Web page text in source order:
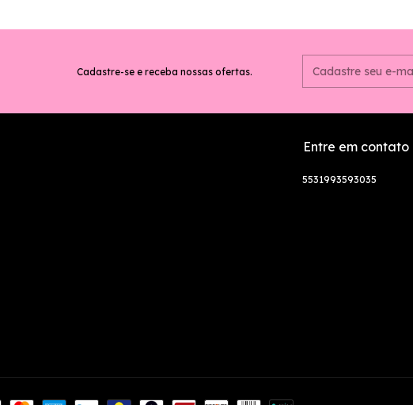
Cadastre-se e receba nossas ofertas.
Entre em contato
5531993593035